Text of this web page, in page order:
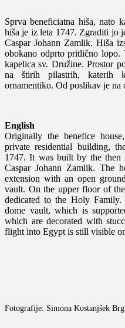
Sprva beneficiatna hiša, nato
hiša je iz leta 1747. Zgraditi jo
Caspar Johann Zamlik. Hiša
obokano odprto pritlično
kapelica sv. Družine. Prostor
na štirih pilastrih, katerih
ornamentiko. Od poslikav je
English
Originally the benefice
private residential building,
1747. It was built by the then
Caspar Johann Zamlik. The
extension with an open
vault. On the upper floor of
dedicated to the Holy
dome vault, which is
which are decorated with
flight into Egypt is still visible
Fotografije: Simona Kostanjšek